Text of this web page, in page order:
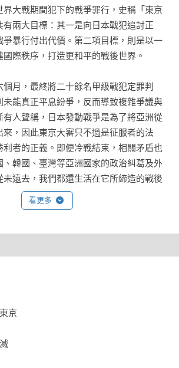
界大戰期間犯下的戰爭罪行，史稱「東京
有兩大目標：其一是向日本戰犯追討正
爭暴行付出代價。第二項目標，則是以一
際秩序，打造更和平的戰後世界。
月，最終將二十餘名甲級戰犯定罪判
未能真正平息紛爭，反而導致複雜爭議與
有人聲稱，日本發動戰爭是為了將亞洲從
來，因此東京大審只不過是征服者的法
利者的正義。即便冷戰結束，相關矛盾也
、韓國、臺灣等亞洲國家的政治糾葛及外
未遠去，我們都還生活在它所締造的戰後
十八座檔案館，深入訪談多位親歷者後
明、面面俱到且氣勢恢弘的巨作。書中不
蓋事件的前因後果，以及對當今世局的影
者所面對的人性考驗。
卻未曾真正理解的一段過去。東亞歷史
國或將崛起，日本希冀修憲，美國已然
在全面展開。想必沒有哪個時刻，比現
大審，那一奠定戰後秩序至今的關鍵時
看更多
京